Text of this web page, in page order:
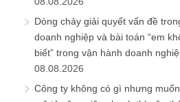
Dòng chảy giải quyết vấn đề
doanh nghiệp và bài toán “em
biết” trong vận hành doanh
08.08.2026
Công ty không có gì nhưng